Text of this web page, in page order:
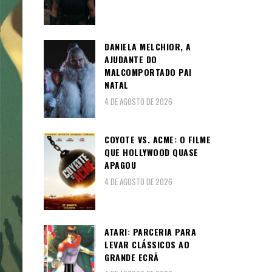
DANIELA MELCHIOR, A
AJUDANTE DO
MALCOMPORTADO PAI
NATAL
4 DE AGOSTO DE 2026
COYOTE VS. ACME: O FILME
QUE HOLLYWOOD QUASE
APAGOU
4 DE AGOSTO DE 2026
ATARI: PARCERIA PARA
LEVAR CLÁSSICOS AO
GRANDE ECRÃ